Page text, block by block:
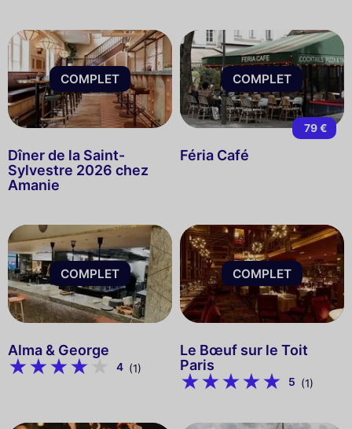
COMPLET
Dîner de la Saint-
Sylvestre 2026 chez
Amanie
COMPLET
79 €
Féria Café
COMPLET
Alma & George
4 (1)
COMPLET
Le Bœuf sur le Toit
Paris
5 (1)